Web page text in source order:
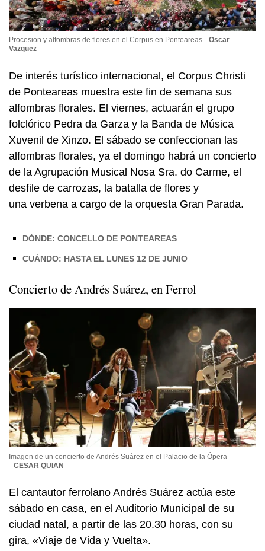
Procesion y alfombras de flores en el Corpus en Ponteareas
Oscar
Vazquez
De interés turístico internacional, el Corpus Christi
de Ponteareas muestra este fin de semana sus
alfombras florales. El viernes, actuarán el grupo
folclórico Pedra da Garza y la Banda de Música
Xuvenil de Xinzo. El sábado se confeccionan las
alfombras florales, ya el domingo habrá un concierto
de la Agrupación Musical Nosa Sra. do Carme, el
desfile de carrozas, la batalla de flores y
una verbena a cargo de la orquesta Gran Parada.
DÓNDE: CONCELLO DE PONTEAREAS
CUÁNDO: HASTA EL LUNES 12 DE JUNIO
Concierto de Andrés Suárez, en Ferrol
Imagen de un concierto de Andrés Suárez en el Palacio de la Ópera
CESAR QUIAN
El cantautor ferrolano Andrés Suárez actúa este
sábado en casa, en el Auditorio Municipal de su
ciudad natal, a partir de las 20.30 horas, con su
gira, «Viaje de Vida y Vuelta».